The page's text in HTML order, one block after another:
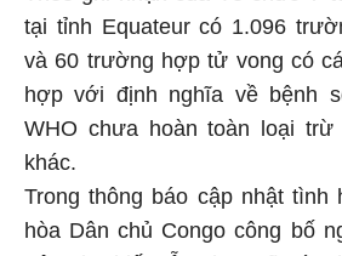
tại tỉnh Equateur có 1.096
và 60 trường hợp tử vong có
hợp với định nghĩa về bệnh
WHO chưa hoàn toàn loại trừ
khác.
Trong thông báo cập nhật tình
hòa Dân chủ Congo công bố